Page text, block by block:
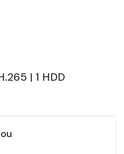
| 1 HDD